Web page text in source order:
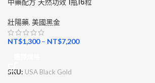
壯陽藥, 美國黑金
NT$1,300– NT$7,200
SKU: USA Black Gold